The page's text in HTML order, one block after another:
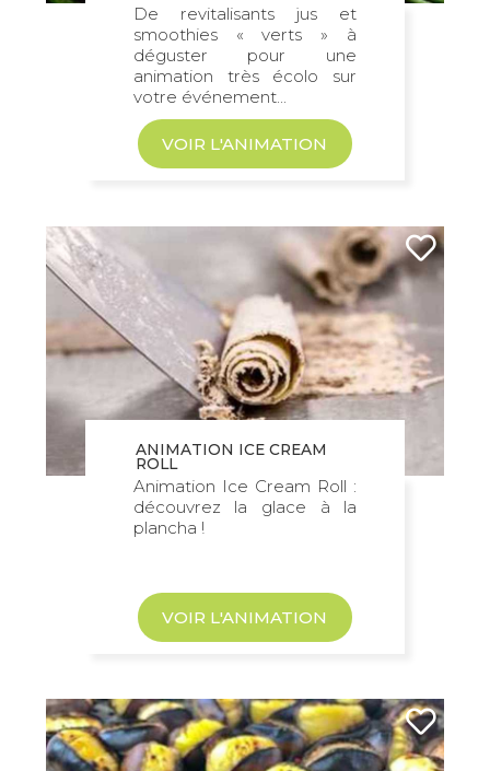
De revitalisants jus et
smoothies « verts » à
déguster pour une
animation très écolo sur
votre événement...
VOIR L'ANIMATION
ANIMATION ICE CREAM
ROLL
Animation Ice Cream Roll :
découvrez la glace à la
plancha !
VOIR L'ANIMATION